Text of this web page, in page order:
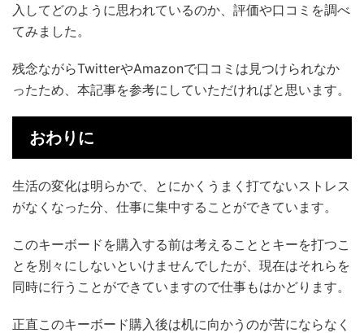
入してどのように思われているのか、評価や口コミを調べ
てみました。
残念ながらTwitterやAmazonで口コミは見つけられなか
ったため、本記事を参考にしていただければと思います。
おわりに
生活の変化は明らかで、とにかくうまく打てないストレス
がなくなった分、仕事に集中することができています。
このキーボードを購入する前は考えることとキーを打つこ
とを別々にしないといけませんでしたが、現在はそれらを
同時に行うことができていますので仕事もはかどります。
正直このキーボード購入後は机に向かうのが苦にならなく